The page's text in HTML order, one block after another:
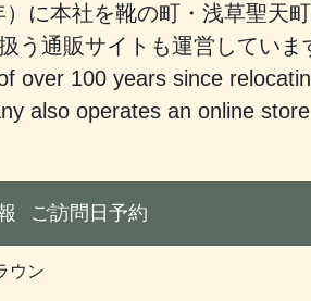
に本社を靴の町・浅草聖天
通販サイトも運営していま
over 100 years since
also operates an online
ご訪問日予約
ウン